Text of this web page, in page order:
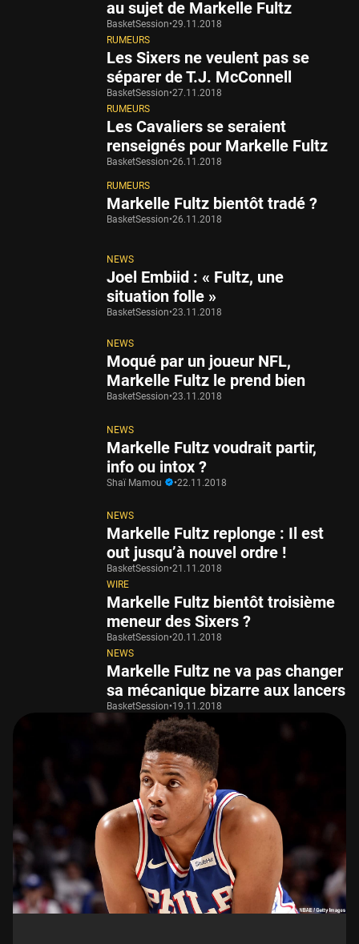
au sujet de Markelle Fultz
BasketSession•29.11.2018
RUMEURS
Les Sixers ne veulent pas se
séparer de T.J. McConnell
BasketSession•27.11.2018
RUMEURS
Les Cavaliers se seraient
renseignés pour Markelle Fultz
BasketSession•26.11.2018
RUMEURS
Markelle Fultz bientôt tradé ?
BasketSession•26.11.2018
NEWS
Joel Embiid : « Fultz, une
situation folle »
BasketSession•23.11.2018
NEWS
Moqué par un joueur NFL,
Markelle Fultz le prend bien
BasketSession•23.11.2018
NEWS
Markelle Fultz voudrait partir,
info ou intox ?
Shaï Mamou •22.11.2018
NEWS
Markelle Fultz replonge : Il est
out jusqu’à nouvel ordre !
BasketSession•21.11.2018
WIRE
Markelle Fultz bientôt troisième
meneur des Sixers ?
BasketSession•20.11.2018
NEWS
Markelle Fultz ne va pas changer
sa mécanique bizarre aux lancers
BasketSession•19.11.2018